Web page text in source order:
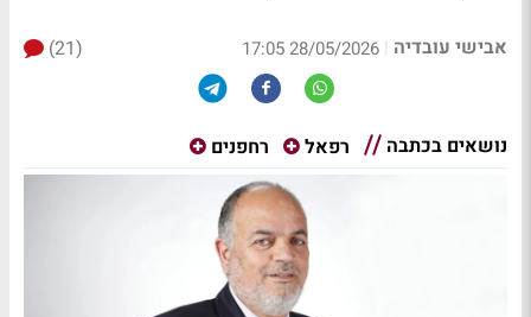
אבישי עובדיה |
28/05/2026 17:05
(21)
נושאים בכתבה רפאל רחפנים